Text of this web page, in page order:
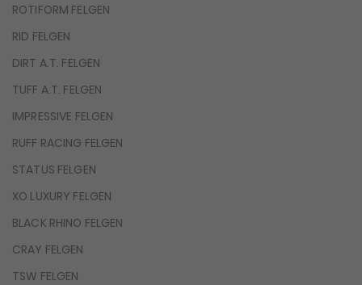
ROTIFORM FELGEN
RID FELGEN
DIRT A.T. FELGEN
TUFF A.T. FELGEN
IMPRESSIVE FELGEN
RUFF RACING FELGEN
STATUS FELGEN
XO LUXURY FELGEN
BLACK RHINO FELGEN
CRAY FELGEN
TSW FELGEN